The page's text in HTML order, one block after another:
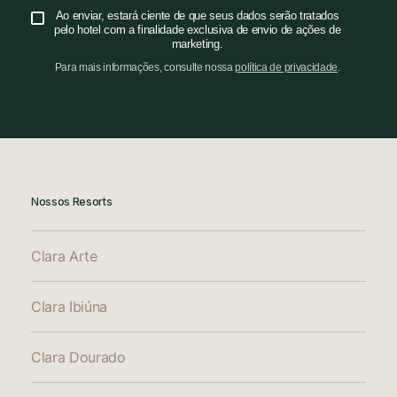
Ao enviar, estará ciente de que seus dados serão tratados
pelo hotel com a finalidade exclusiva de envio de ações de
marketing.
Para mais informações, consulte nossapolítica de privacidade.
Nossos Resorts
Clara Arte
Clara Ibiúna
Clara Dourado